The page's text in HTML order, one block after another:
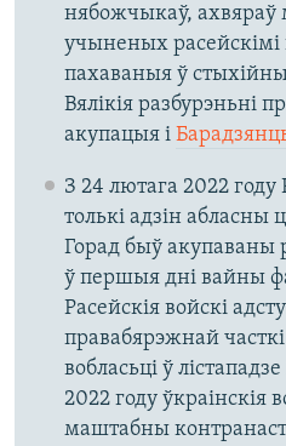
нябожчыкаў, ахвяраў
учыненых расейскімі
пахаваныя ў
Вялікія разбурэньні
акупацыя і
З 24 лютага 2022 году
толькі адзін
Горад быў акупаваны
ў першыя дні вайны
Расейскія войскі
правабярэжнай
вобласьці ў
2022 году ўкраінскія
маштабны